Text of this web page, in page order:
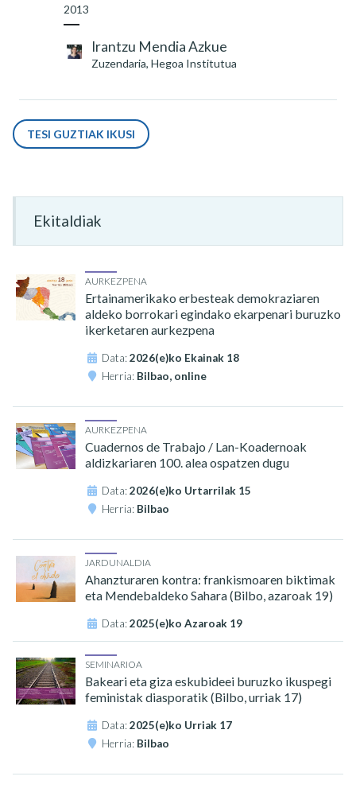
2013
Irantzu Mendia Azkue
Zuzendaria, Hegoa Institutua
TESI GUZTIAK IKUSI
Ekitaldiak
AURKEZPENA
Ertainamerikako erbesteak demokraziaren
aldeko borrokari egindako ekarpenari buruzko
ikerketaren aurkezpena
Data:2026(e)ko Ekainak 18
Herria: Bilbao, online
AURKEZPENA
Cuadernos de Trabajo / Lan-Koadernoak
aldizkariaren 100. alea ospatzen dugu
Data:2026(e)ko Urtarrilak 15
Herria: Bilbao
JARDUNALDIA
Ahanzturaren kontra: frankismoaren biktimak
eta Mendebaldeko Sahara (Bilbo, azaroak 19)
Data:2025(e)ko Azaroak 19
SEMINARIOA
Bakeari eta giza eskubideei buruzko ikuspegi
feministak diasporatik (Bilbo, urriak 17)
Data:2025(e)ko Urriak 17
Herria: Bilbao